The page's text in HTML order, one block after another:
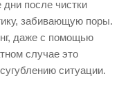
дни после чистки
забивающую поры.
даже с помощью
случае это
ситуации.